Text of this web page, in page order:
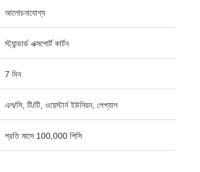
আলোচনাযোগ্য
স্ট্যান্ডার্ড এক্সপোর্ট কার্টন
7 দিন
এল/সি, টি/টি, ওয়েস্টার্ন ইউনিয়ন, পেপ্যাল
প্রতি মাসে 100,000 পিসি